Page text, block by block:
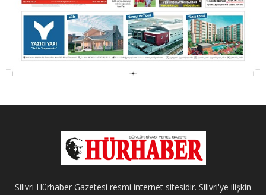
Silivri Hürhaber Gazetesi resmi internet sitesidir. Silivri'ye ilişkin